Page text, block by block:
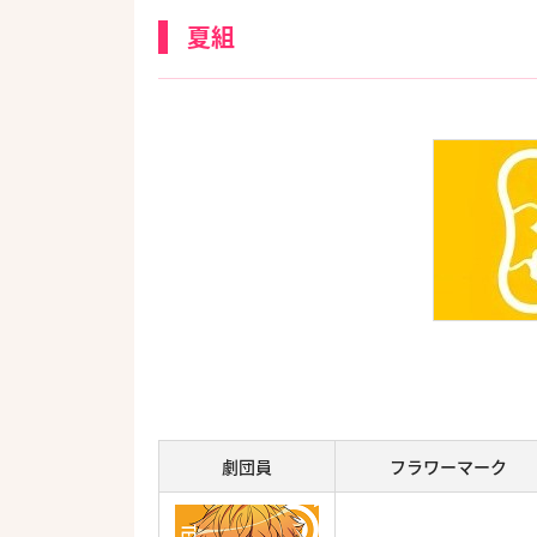
夏組
劇団員 フラワーマーク